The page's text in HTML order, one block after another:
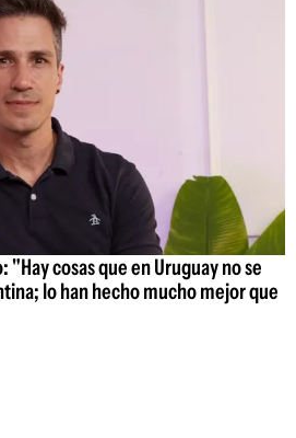
"Hay cosas que en Uruguay no se
lo han hecho mucho mejor que